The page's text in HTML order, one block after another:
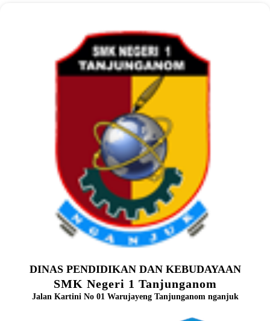
DINAS PENDIDIKAN DAN KEBUDAYAAN
SMK Negeri 1 Tanjunganom
Jalan Kartini No 01 Warujayeng Tanjunganom nganjuk